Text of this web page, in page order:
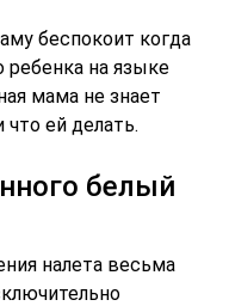
беспокоит когда
ребенка на языке
мама не знает
ей делать.
белый
налета весьма